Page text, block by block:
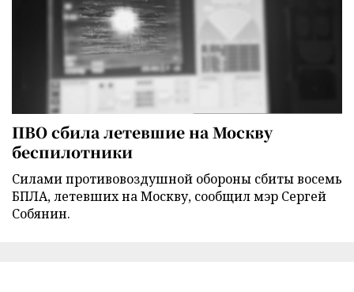
ПВО сбила летевшие на Москву
беспилотники
Силами противовоздушной обороны сбиты восемь
БПЛА, летевших на Москву, сообщил мэр Сергей
Собянин.